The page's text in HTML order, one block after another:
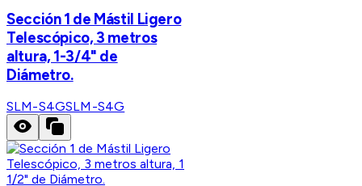
Sección 1 de Mástil Ligero
Telescópico, 3 metros
altura, 1-3/4" de
Diámetro.
SLM-S4GSLM-S4G